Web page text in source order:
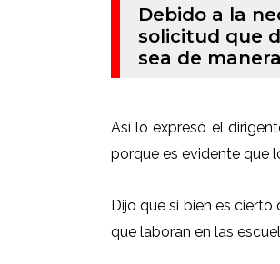
Debido a la
solicitud que
sea de
Así lo expresó el
porque es evidente que
Dijo que si bien es
que laboran en las